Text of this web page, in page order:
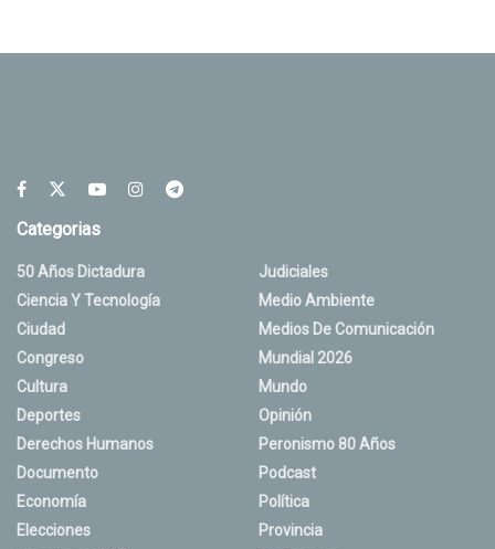
Categorias
50 Años Dictadura
Ciencia Y Tecnología
Ciudad
Congreso
Cultura
Deportes
Derechos Humanos
Documento
Economía
Elecciones
Judiciales
Medio Ambiente
Medios De Comunicación
Mundial 2026
Mundo
Opinión
Peronismo 80 Años
Podcast
Política
Provincia